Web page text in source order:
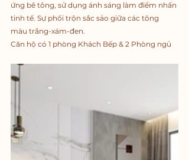
ứng bê tông, sử dụng ánh sáng làm điểm nhấn
tinh tế. Sự phối trộn sắc sảo giữa các tông
màu trắng-xám-đen.
Căn hộ có 1 phòng Khách Bếp & 2 Phòng ngủ